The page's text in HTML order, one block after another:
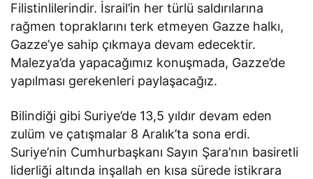
Filistinlilerindir. İsrail’in her türlü saldırılarına
rağmen topraklarını terk etmeyen Gazze halkı,
Gazze’ye sahip çıkmaya devam edecektir.
Malezya’da yapacağımız konuşmada, Gazze’de
yapılması gerekenleri paylaşacağız.
Bilindiği gibi Suriye’de 13,5 yıldır devam eden
zulüm ve çatışmalar 8 Aralık’ta sona erdi.
Suriye’nin Cumhurbaşkanı Sayın Şara’nın basiretli
liderliği altında inşallah en kısa sürede istikrara